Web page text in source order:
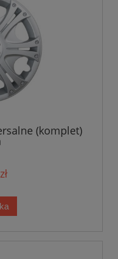
(komplet)